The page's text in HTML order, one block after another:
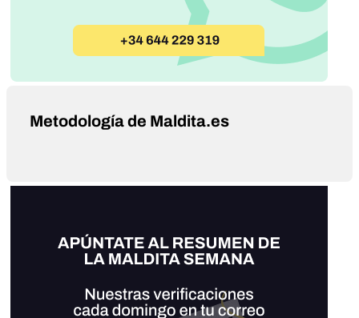
Metodología de Maldita.es